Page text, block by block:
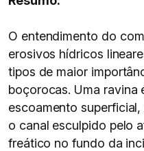
O entendimento do
erosivos hídricos
tipos de maior
boçorocas. Uma ravina
escoamento
o canal esculpido pelo
freático no fundo da